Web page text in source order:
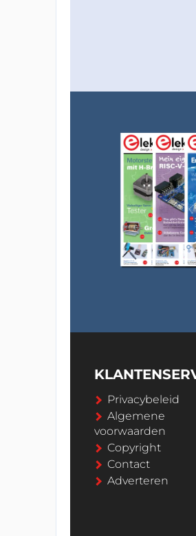
Privacybeleid
Algemene
voorwaarden
Copyright
Contact
Adverteren